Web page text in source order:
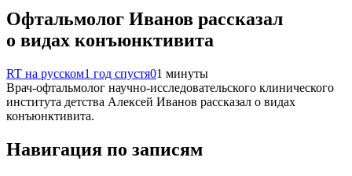
Офтальмолог Иванов рассказал
о видах конъюнктивита
RT на русском1 год спустя01 минуты
Врач-офтальмолог научно-исследовательского клинического
института детства Алексей Иванов рассказал о видах
конъюнктивита.
Навигация по записям